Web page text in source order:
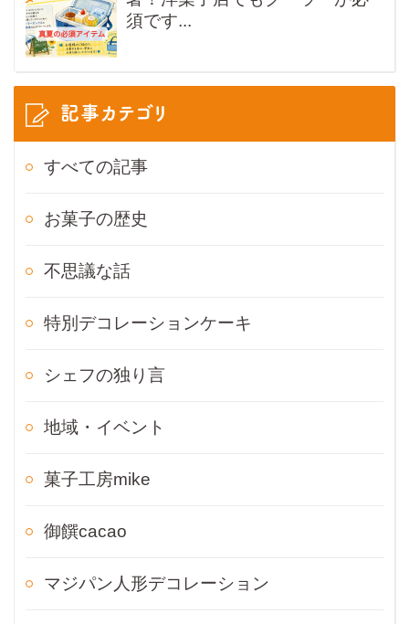
須です...
記事カテゴリ
すべての記事
お菓子の歴史
不思議な話
特別デコレーションケーキ
シェフの独り言
地域・イベント
菓子工房mike
御饌cacao
マジパン人形デコレーション